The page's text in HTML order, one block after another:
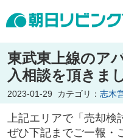
東武東上線のア
入相談を頂きま
2023-01-29 カテゴリ： 志木
上記エリアで「売却検
ぜひ下記までご一報・